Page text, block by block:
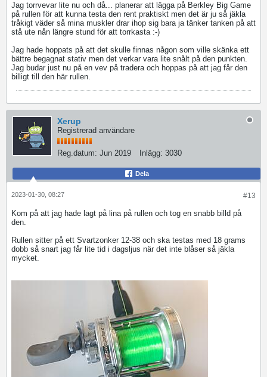
Jag torrvevar lite nu och då... planerar att lägga på Berkley Big Game
på rullen för att kunna testa den rent praktiskt men det är ju så jäkla
tråkigt väder så mina muskler drar ihop sig bara ja tänker tanken på att
stå ute nån längre stund för att torrkasta :-)
Jag hade hoppats på att det skulle finnas någon som ville skänka ett
bättre begagnat stativ men det verkar vara lite snålt på den punkten.
Jag budar just nu på en vev på tradera och hoppas på att jag får den
billigt till den här rullen.
Xerup
Registrerad användare
Reg.datum: Jun 2019 Inlägg: 3030
Dela
#13
2023-01-30, 08:27
Kom på att jag hade lagt på lina på rullen och tog en snabb billd på
den.
Rullen sitter på ett Svartzonker 12-38 och ska testas med 18 grams
dobb så snart jag får lite tid i dagsljus när det inte blåser så jäkla
mycket.